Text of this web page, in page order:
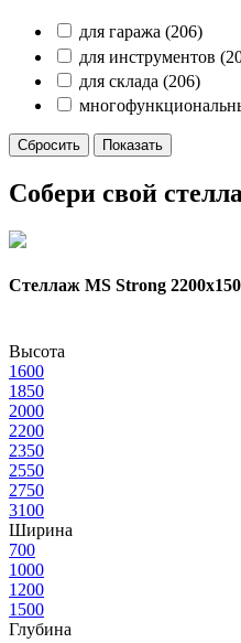
для гаража (206)
для инструментов
для склада (206)
Собери свой
Стеллаж MS Strong
Высота
1600
1850
2000
2200
2350
2550
2750
3100
Ширина
700
1000
1200
1500
Глубина